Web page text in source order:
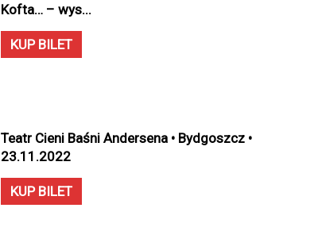
Kofta… – wys...
KUP BILET
Teatr Cieni Baśni Andersena • Bydgoszcz •
23.11.2022
KUP BILET